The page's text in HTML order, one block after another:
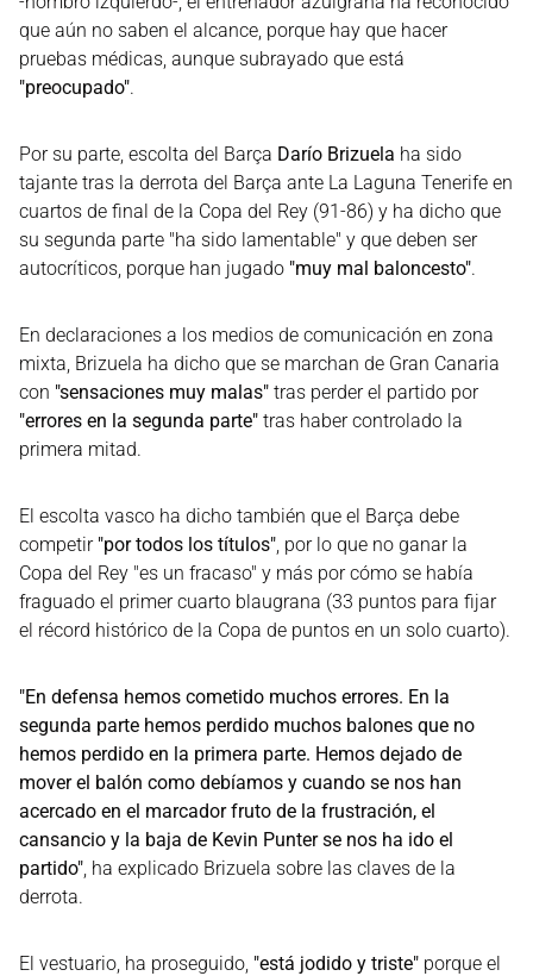
que aún no saben el alcance, porque hay que hacer
pruebas médicas, aunque subrayado que está
"preocupado".
Por su parte, escolta del Barça Darío Brizuela ha sido
tajante tras la derrota del Barça ante La Laguna Tenerife en
cuartos de final de la Copa del Rey (91-86) y ha dicho que
su segunda parte "ha sido lamentable" y que deben ser
autocríticos, porque han jugado "muy mal baloncesto".
En declaraciones a los medios de comunicación en zona
mixta, Brizuela ha dicho que se marchan de Gran Canaria
con "sensaciones muy malas" tras perder el partido por
"errores en la segunda parte" tras haber controlado la
primera mitad.
El escolta vasco ha dicho también que el Barça debe
competir "por todos los títulos" , por lo que no ganar la
Copa del Rey "es un fracaso" y más por cómo se había
fraguado el primer cuarto blaugrana (33 puntos para fijar
el récord histórico de la Copa de puntos en un solo cuarto).
"En defensa hemos cometido muchos errores. En la
segunda parte hemos perdido muchos balones que no
hemos perdido en la primera parte. Hemos dejado de
mover el balón como debíamos y cuando se nos han
acercado en el marcador fruto de la frustración, el
cansancio y la baja de Kevin Punter se nos ha ido el
partido" , ha explicado Brizuela sobre las claves de la
derrota.
El vestuario, ha proseguido, "está jodido y triste" porque el